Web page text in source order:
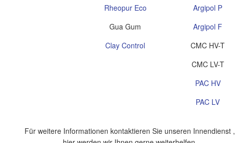
Rheopur Eco
Gua Gum
Clay Control
Argipol P
Argipol F
CMC HV-T
CMC LV-T
PAC HV
PAC LV
Für weitere Informationen kontaktieren Sie unseren Innendienst ,